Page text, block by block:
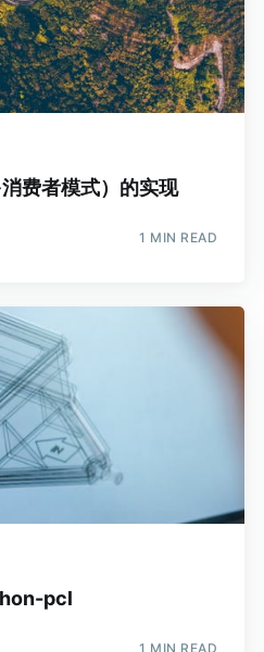
费者模式）的实现
1 MIN READ
pcl
1 MIN READ